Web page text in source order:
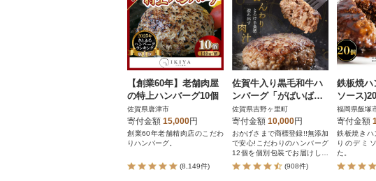
【創業60年】老舗肉屋
の特上ハンバーグ10個
佐賀県唐津市
寄付金額 15,000円
創業60年老舗精肉店のこだわ
りハンバーグ。
(8,149件)
佐賀牛入り黒毛和牛ハ
ンバーグ「がばいばー
ぐ」140g×12個
佐賀県吉野ヶ里町
寄付金額 10,000円
おかげさまで商標登録!!無添加
で安心!こだわりのハンバーグ
12個を個別包装でお届けしま
す。
(908件)
鉄板焼ハ
ソース
福岡県飯塚
寄付金額
鉄板焼きハ
りのデミ
た。